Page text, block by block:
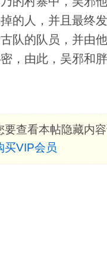
的人，并且最终
队的队员，并由
，由此，吴邪和
要查看本帖隐藏内
买VIP会员